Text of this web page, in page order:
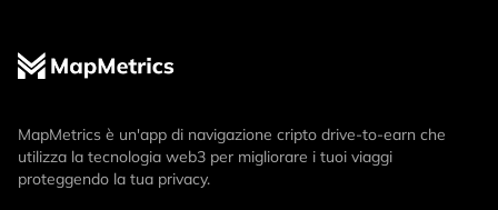
MapMetrics è un'app di navigazione cripto drive-to-earn che
utilizza la tecnologia web3 per migliorare i tuoi viaggi
proteggendo la tua privacy.